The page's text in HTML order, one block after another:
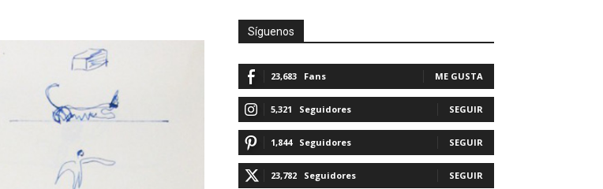
Síguenos
23,683 Fans ME GUSTA
5,321 Seguidores SEGUIR
1,844 Seguidores SEGUIR
23,782 Seguidores SEGUIR